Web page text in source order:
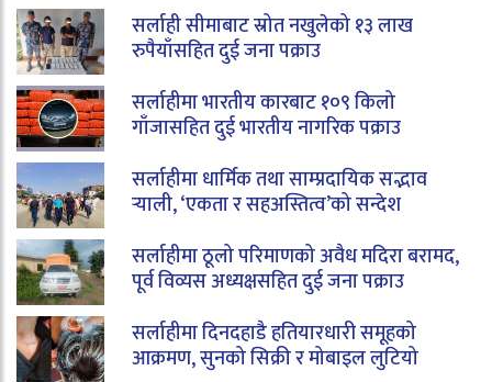
सर्लाही सीमाबाट स्रोत नखुलेको १३ लाख
रुपैयाँसहित दुई जना पक्राउ
सर्लाहीमा भारतीय कारबाट १०९ किलो
गाँजासहित दुई भारतीय नागरिक पक्राउ
सर्लाहीमा धार्मिक तथा साम्प्रदायिक सद्भाव
र्‍याली, ‘एकता र सहअस्तित्व’को सन्देश
सर्लाहीमा ठूलो परिमाणको अवैध मदिरा बरामद,
पूर्व विव्यस अध्यक्षसहित दुई जना पक्राउ
सर्लाहीमा दिनदहाडै हतियारधारी समूहको
आक्रमण, सुनको सिक्री र मोबाइल लुटियो